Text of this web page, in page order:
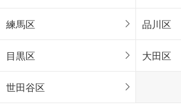
練馬区 品川区
目黒区 大田区
世田谷区